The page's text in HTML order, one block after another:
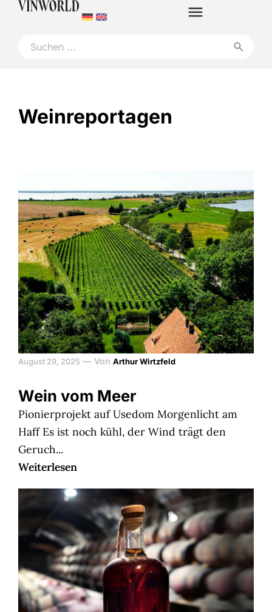
Weinreportagen
August 29, 2025 — Von Arthur Wirtzfeld
Wein vom Meer
Pionierprojekt auf Usedom Morgenlicht am
Haff Es ist noch kühl, der Wind trägt den
Geruch...
Weiterlesen